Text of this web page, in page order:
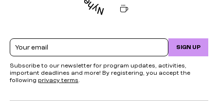
Email SIGN UP
Subscribe to our newsletter for program updates, activities,
important deadlines and more! By registering, you accept the
following privacy terms